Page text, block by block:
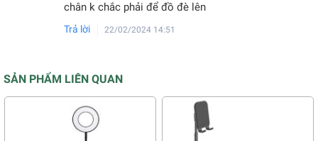
chân k chắc phải để đồ đè lên
Trả lời 22/02/2024 14:51
SẢN PHẨM LIÊN QUAN